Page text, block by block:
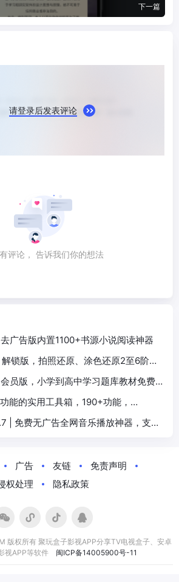
下一篇
请登录后发表评论
评论， 告诉我们你的想法
广告版内置1100+书源小说阅读神器
锁版，拍照还原、涂色还原2至6阶魔
员版，小学到高中学习题库教材免费下
能的实用工具箱，190+功能，
| 免费无广告全网音乐播放神器，支持
广告 友链
免责声明
权处理
隐私政策
版权所有 聚玩盒子影视APP分享TV电视盒子、安卓
视APP等软件 闽ICP备14005900号-11